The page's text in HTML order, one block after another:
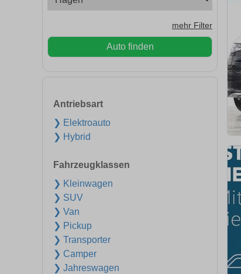
mehr Filter
Auto finden
Antriebsart
❯ Elektroauto
❯ Hybrid
Fahrzeugklassen
❯ Kleinwagen
❯ SUV
❯ Van
❯ Pickup
❯ Transporter
❯ Camper
❯ Jahreswagen